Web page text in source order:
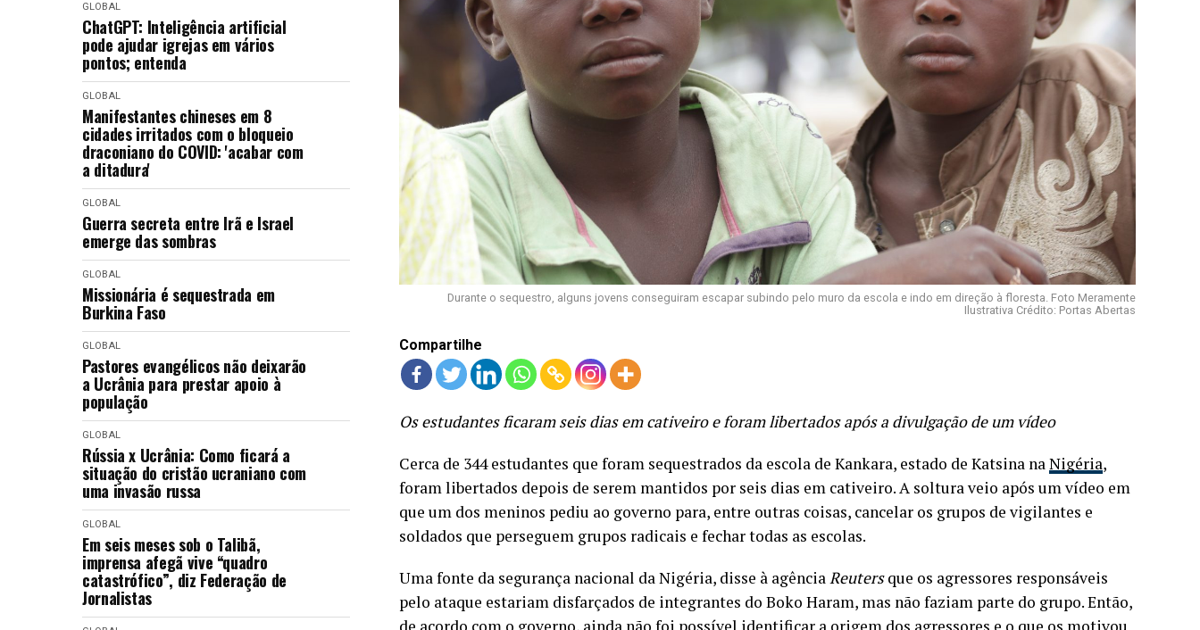
GLOBAL
ChatGPT: Inteligência artificial
pode ajudar igrejas em vários
pontos; entenda
GLOBAL
Manifestantes chineses em 8
cidades irritados com o bloqueio
draconiano do COVID: 'acabar com
a ditadura'
GLOBAL
Guerra secreta entre Irã e Israel
emerge das sombras
GLOBAL
Missionária é sequestrada em
Burkina Faso
GLOBAL
Pastores evangélicos não deixarão
a Ucrânia para prestar apoio à
população
GLOBAL
Rússia x Ucrânia: Como ficará a
situação do cristão ucraniano com
uma invasão russa
GLOBAL
Em seis meses sob o Talibã,
imprensa afegã vive “quadro
catastrófico”, diz Federação de
Jornalistas
Durante o sequestro, alguns jovens conseguiram escapar subindo pelo muro da escola e indo em direção à floresta. Foto Meramente
Ilustrativa Crédito: Portas Abertas
Compartilhe
Os estudantes ficaram seis dias em cativeiro e foram libertados após a divulgação de um vídeo
Cerca de 344 estudantes que foram sequestrados da escola de Kankara, estado de Katsina naNigéria,
foram libertados depois de serem mantidos por seis dias em cativeiro. A soltura veio após um vídeo em
que um dos meninos pediu ao governo para, entre outras coisas, cancelar os grupos de vigilantes e
soldados que perseguem grupos radicais e fechar todas as escolas.
Uma fonte da segurança nacional da Nigéria, disse à agênciaReutersque os agressores responsáveis
pelo ataque estariam disfarçados de integrantes do Boko Haram, mas não faziam parte do grupo. Então,